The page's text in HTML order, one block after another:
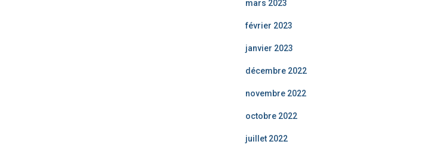
mars 2023
février 2023
janvier 2023
décembre 2022
novembre 2022
octobre 2022
juillet 2022